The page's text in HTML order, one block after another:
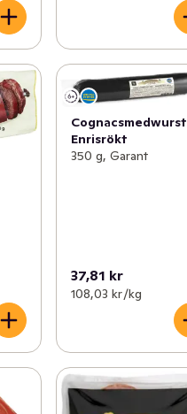
Cognacsmedwurst
Enrisrökt
350 g, Garant
37,81 kr
108,03 kr /kg